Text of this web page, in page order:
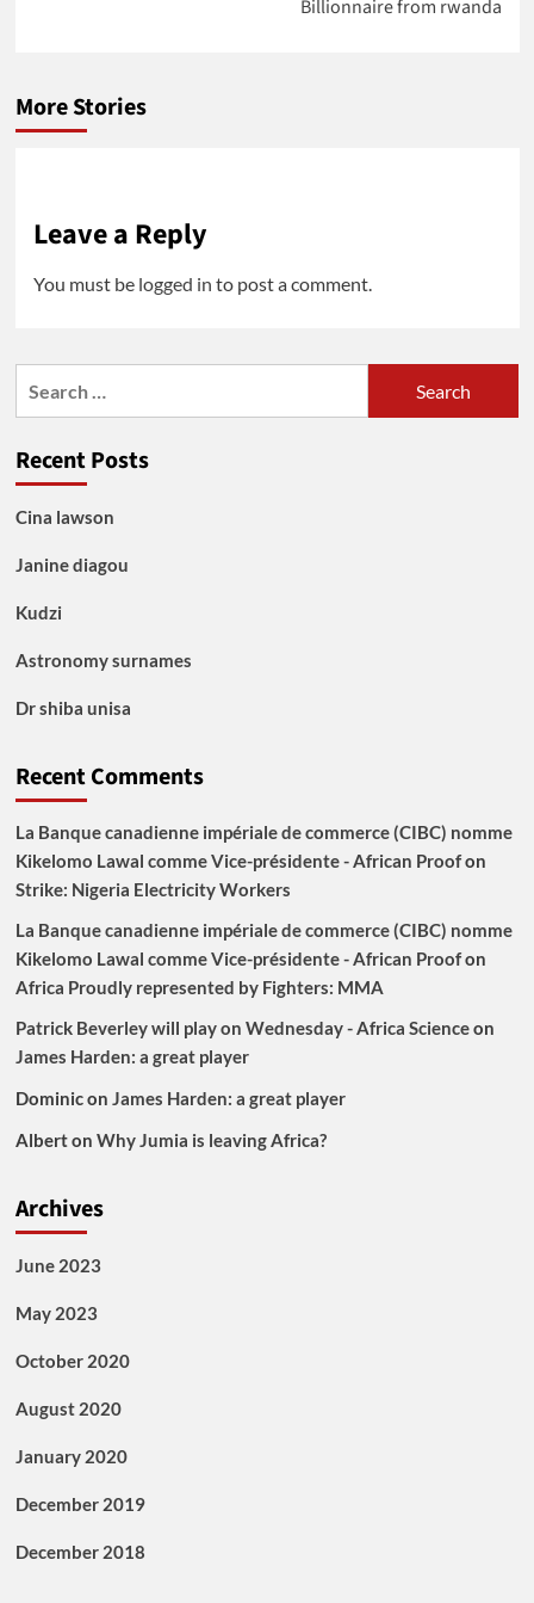
Billionnaire from rwanda
More Stories
Leave a Reply
You must be logged in to post a comment.
Recent Posts
Cina lawson
Janine diagou
Kudzi
Astronomy surnames
Dr shiba unisa
Recent Comments
La Banque canadienne impériale de commerce (CIBC) nomme
Kikelomo Lawal comme Vice-présidente - African Proofon
Strike: Nigeria Electricity Workers
La Banque canadienne impériale de commerce (CIBC) nomme
Kikelomo Lawal comme Vice-présidente - African Proofon
Africa Proudly represented by Fighters: MMA
Patrick Beverley will play on Wednesday - Africa Scienceon
James Harden: a great player
Dominicon James Harden: a great player
Alberton Why Jumia is leaving Africa?
Archives
June 2023
May 2023
October 2020
August 2020
January 2020
December 2019
December 2018